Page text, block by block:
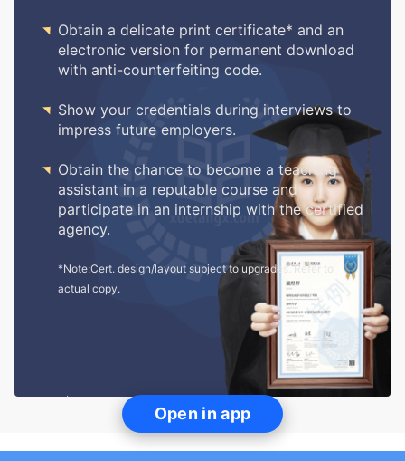
 Obtain a delicate print certificate* and an
electronic version for permanent download
with anti-counterfeiting code.
 Show your credentials during interviews to
impress future employers.
 Obtain the chance to become a teaching
assistant in a reputable course and
participate in an internship with the certified
agency.
*Note:Cert. design/layout subject to upgrades. Refer to
actual copy.
Open in app